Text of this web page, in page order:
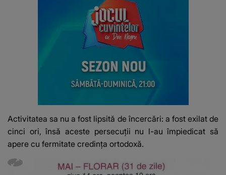
Activitatea sa nu a fost lipsită de încercări: a fost exilat de
cinci ori, însă aceste persecuții nu l-au împiedicat să
apere cu fermitate credința ortodoxă.